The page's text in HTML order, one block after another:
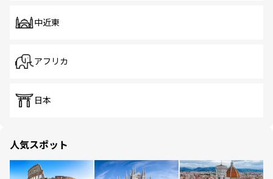
中近東
アフリカ
日本
人気スポット